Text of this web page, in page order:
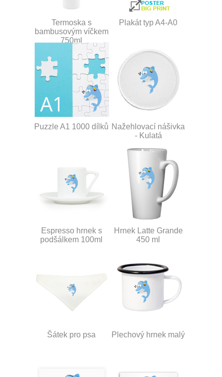
Termoska s
bambusovým víčkem
750ml
Plakát typ A4-A0
Puzzle A1 1000 dílků Nažehlovací nášivka
- Kulatá
Espresso hrnek s
podšálkem 100ml
Hrnek Latte Grande
450 ml
Šátek pro psa Plechový hrnek malý